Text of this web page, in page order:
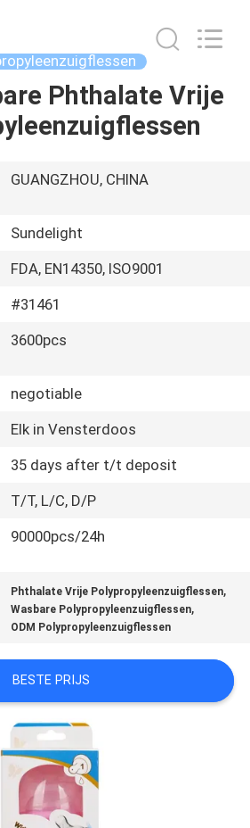
Phthalate Vrije
GUANGZHOU, CHINA
Sundelight
FDA, EN14350, ISO9001
#31461
3600pcs
negotiable
Elk in Vensterdoos
35 days after t/t deposit
T/T, L/C, D/P
90000pcs/24h
Phthalate Vrije Polypropyleenzuigflessen,
Wasbare Polypropyleenzuigflessen,
ODM Polypropyleenzuigflessen
BESTE PRIJS